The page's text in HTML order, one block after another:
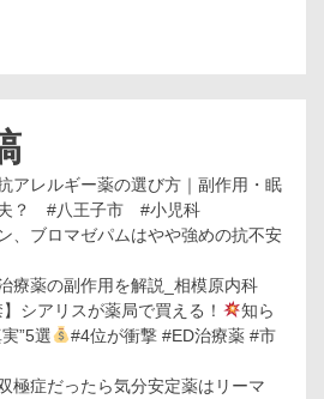
アレルギー薬の選び方｜副作用・眠
夫？ #八王子市 #小児科
、ブロマゼパムはやや強めの抗不安
療薬の副作用を解説_相模原内科
シアリスが薬局で買える！
知ら
”5選
#4位が衝撃 #ED治療薬 #市
極症だったら気分安定薬はリーマ